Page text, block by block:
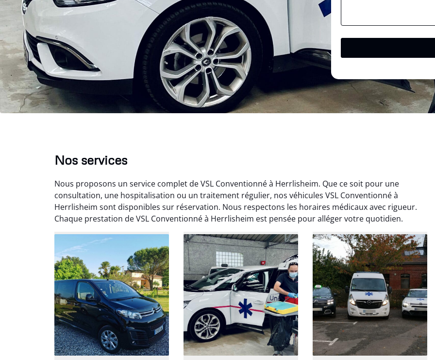
Nos services
Nous proposons un service complet de VSL Conventionné à Herrlisheim. Que ce soit pour une
consultation, une hospitalisation ou un traitement régulier, nos véhicules VSL Conventionné à
Herrlisheim sont disponibles sur réservation. Nous respectons les horaires médicaux avec rigueur.
Chaque prestation de VSL Conventionné à Herrlisheim est pensée pour alléger votre quotidien.
Arnaud Deschamps
30 janvier 2025
Très satisfait du transport,
tout s’est bien déroulé.
Chauffeur à l’écoute et
patient.
Jérémy Ferrand
8 septembre 2024
Transport ponctuel et
personnel très attentionné.
Très satisfait du service.